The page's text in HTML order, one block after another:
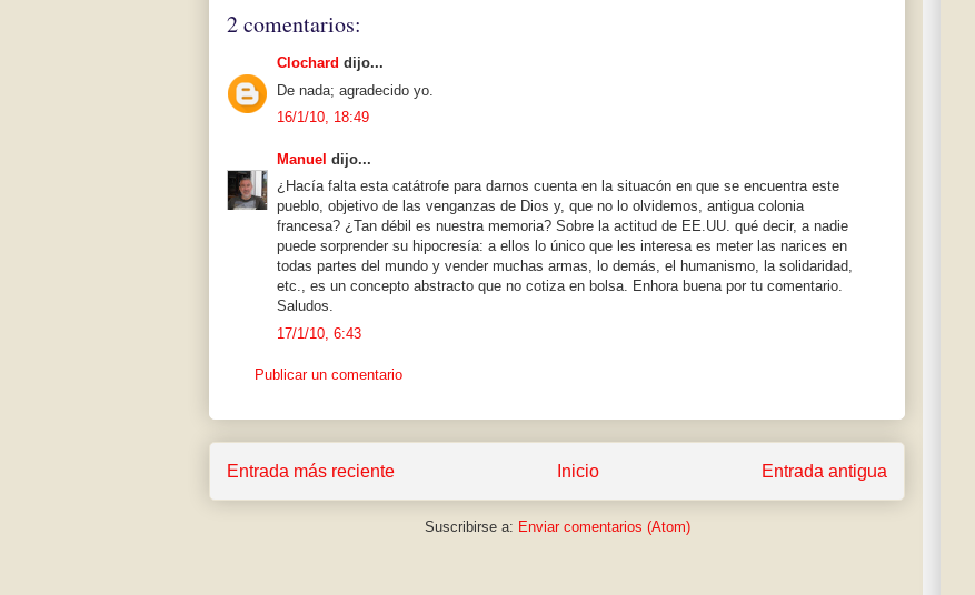
2 comentarios:
Clochard dijo...
De nada; agradecido yo.
16/1/10, 18:49
Manuel dijo...
¿Hacía falta esta catátrofe para darnos cuenta en la situacón en que se encuentra este
pueblo, objetivo de las venganzas de Dios y, que no lo olvidemos, antigua colonia
francesa? ¿Tan débil es nuestra memoria? Sobre la actitud de EE.UU. qué decir, a nadie
puede sorprender su hipocresía: a ellos lo único que les interesa es meter las narices en
todas partes del mundo y vender muchas armas, lo demás, el humanismo, la solidaridad,
etc., es un concepto abstracto que no cotiza en bolsa. Enhora buena por tu comentario.
Saludos.
17/1/10, 6:43
Publicar un comentario
Entrada más reciente Entrada antigua
Inicio
Suscribirse a: Enviar comentarios (Atom)